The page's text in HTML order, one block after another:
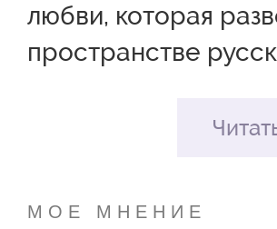
любви, которая
пространстве
хаотичного и
которого вводит в
МОЕ МНЕНИЕ